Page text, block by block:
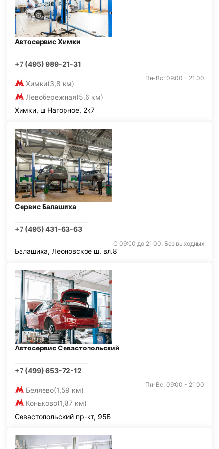
Автосервис Химки
+7 (495) 989-21-31
Химки(3,8 км)
Левобережная(5,6 км)
Пн-Вс: 09:00 - 21:00
Химки, ш Нагорное, 2к7
Сервис Балашиха
+7 (495) 431-63-63
С 09:00 до 21:00. Без выходных
Балашиха, Леоновское ш. вл.8
Автосервис Севастопольский
+7 (499) 653-72-12
Беляево(1,59 км)
Коньково(1,87 км)
Пн-Вс: 09:00 - 21:00
Севастопольский пр-кт, 95Б